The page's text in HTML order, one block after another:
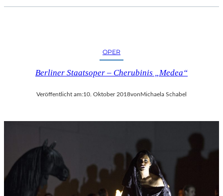
OPER
Berliner Staatsoper – Cherubinis „Medea“
Veröffentlicht am:10. Oktober 2018vonMichaela Schabel